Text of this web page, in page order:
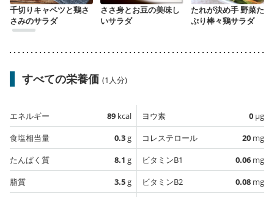
千切りキャベツと鶏さ
さみのサラダ
ささ身とお豆の美味し
いサラダ
たれが決め手 野菜たっ
ぷり棒々鶏サラダ
すべての栄養価 (1人分)
エネルギー 89 kcal
食塩相当量
0.3g
たんぱく質
8.1 g
脂質
3.5g
ヨウ素 0 µg
コレステロール
20 mg
ビタミンB1
0.06 mg
ビタミンB2
0.08 mg